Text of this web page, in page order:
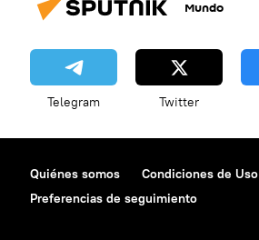
Mundo
Telegram Twitter
Quiénes somos Condiciones de Uso
Preferencias de seguimiento